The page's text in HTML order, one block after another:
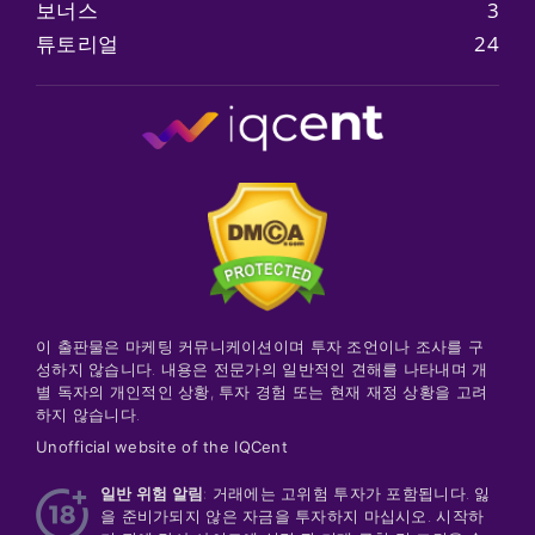
보너스
3
튜토리얼
24
이 출판물은 마케팅 커뮤니케이션이며 투자 조언이나 조사를 구
성하지 않습니다. 내용은 전문가의 일반적인 견해를 나타내며 개
별 독자의 개인적인 상황, 투자 경험 또는 현재 재정 상황을 고려
하지 않습니다.
Unofficial website of the IQCent
일반 위험 알림: 거래에는 고위험 투자가 포함됩니다. 잃
을 준비가되지 않은 자금을 투자하지 마십시오. 시작하